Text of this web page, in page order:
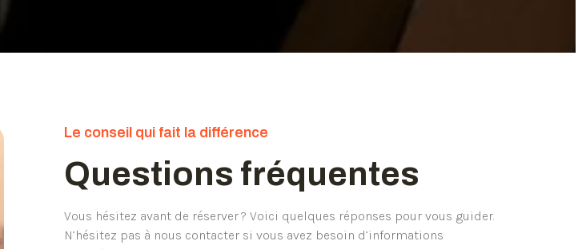
Le conseil qui fait la différence
Questions fréquentes
Vous hésitez avant de réserver ? Voici quelques réponses pour vous guider.
N’hésitez pas à nous contacter si vous avez besoin d’informations